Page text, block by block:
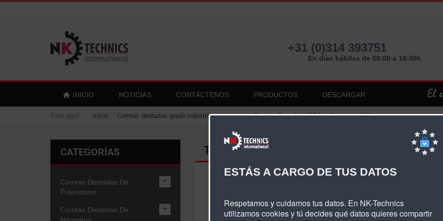
+31 (0)314 393751
En días hábiles de 08:00 a 18:00h
INICIO NOTICIAS CONTÁCTENOS PRODUCTOS DESCARGAR
Está aquí: Inicio Correas dentadas grado industria alimentaria Correas Transfood FDA Transfood T10 espinas grandes
Transfood T10 Espinas Grandes
CATEGORÍAS
Correas Dentadas De
Poliuretano
+
Correas Dentadas De
+
ESTÁS A CARGO DE TUS DATOS
Respetamos y cuidamos tus datos. En NK-Technics
utilizamos cookies y tú decides qué datos quieres compartir